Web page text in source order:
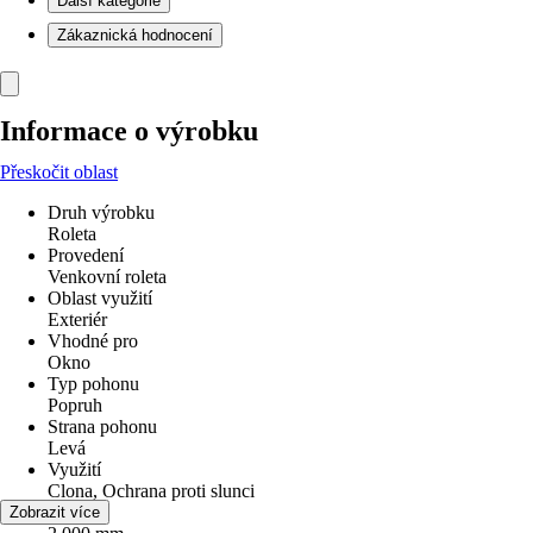
Zákaznická hodnocení
Informace o výrobku
Přeskočit oblast
Druh výrobku
Roleta
Provedení
Venkovní roleta
Oblast využití
Exteriér
Vhodné pro
Okno
Typ pohonu
Popruh
Strana pohonu
Levá
Využití
Clona, Ochrana proti slunci
Šířka
Zobrazit více